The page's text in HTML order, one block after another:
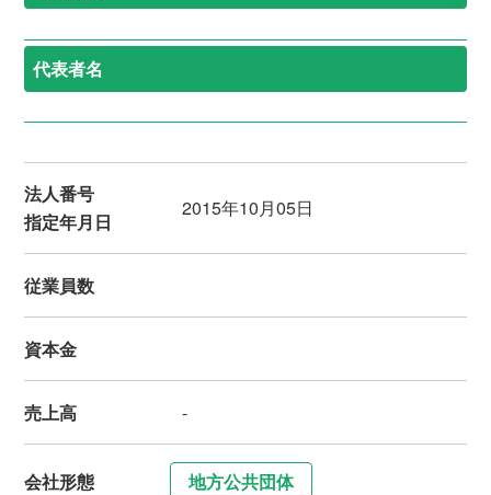
代表者名
法人番号
指定年月日
2015年10月05日
従業員数
資本金
売上高 -
会社形態 地方公共団体